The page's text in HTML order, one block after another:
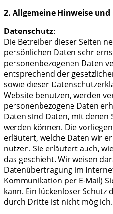
2. Allgemeine Hinweise
Datenschutz:
Die Betreiber dieser Seiten
persönlichen Daten sehr
personenbezogenen Daten
entsprechend der
sowie dieser
Website benutzen, werden
personenbezogene Daten
Daten sind Daten, mit denen
werden können. Die
erläutert, welche Daten wir
nutzen. Sie erläutert auch,
das geschieht. Wir weisen
Datenübertragung im
Kommunikation per E-Mail)
kann. Ein lückenloser Schutz
durch Dritte ist nicht möglich.